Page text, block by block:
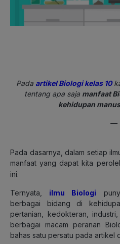
Pada artikel Biologi kelas 10
tentang apa saja manfaat
kehidupan
—
Pada dasarnya, dalam setiap
manfaat yang dapat kita
ini.
Ternyata, ilmu Biologi
berbagai bidang di
pertanian, kedokteran,
berbagai macam peranan
bahas satu persatu pada artikel